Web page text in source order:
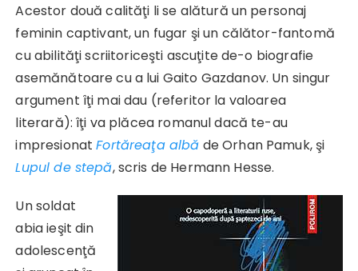
Acestor două calităţi li se alătură un personaj
feminin captivant, un fugar şi un călător-fantomă
cu abilităţi scriitoriceşti ascuţite de-o biografie
asemănătoare cu a lui Gaito Gazdanov. Un singur
argument îţi mai dau (referitor la valoarea
literară): îţi va plăcea romanul dacă te-au
impresionatFortăreaţa albă de Orhan Pamuk, şi
Lupul de stepă, scris de Hermann Hesse.
Un soldat
abia ieşit din
adolescenţă